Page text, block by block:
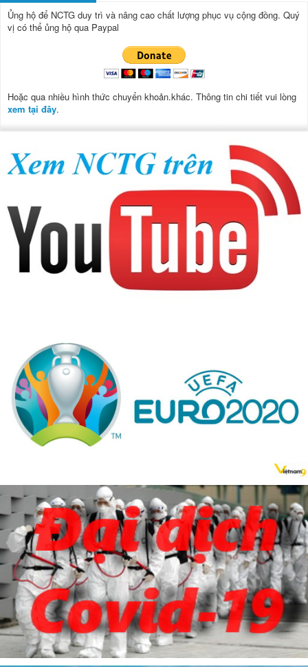
Ủng hộ để NCTG duy trì và nâng cao chất lượng phục vụ cộng đồng. Quý
vị có thể ủng hộ qua Paypal
Hoặc qua nhiều hình thức chuyển khoản.khác. Thông tin chi tiết vui lòng
xem tại đây.